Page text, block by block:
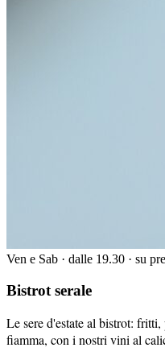
Ven e Sab · dalle 19.30 · su
Bistrot serale
Le sere d'estate al bistrot:
fiamma, con i nostri vini al